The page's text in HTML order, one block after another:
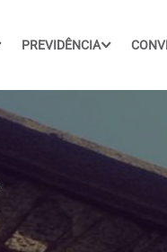
PREVIDÊNCIA